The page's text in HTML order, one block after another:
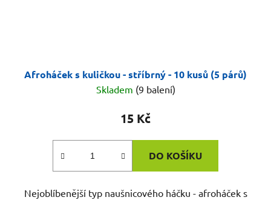
Afroháček s kuličkou - stříbrný - 10 kusů (5 párů)
Skladem (9 balení)
15 Kč
DO KOŠÍKU
Nejoblíbenější typ naušnicového háčku - afroháček s